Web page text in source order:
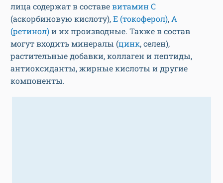
лица содержат в составевитамин C
(аскорбиновую кислоту),Е (токоферол),A
(ретинол)и их производные. Также в состав
могут входить минералы (цинк, селен),
растительные добавки, коллаген и пептиды,
антиоксиданты, жирные кислоты и другие
компоненты.